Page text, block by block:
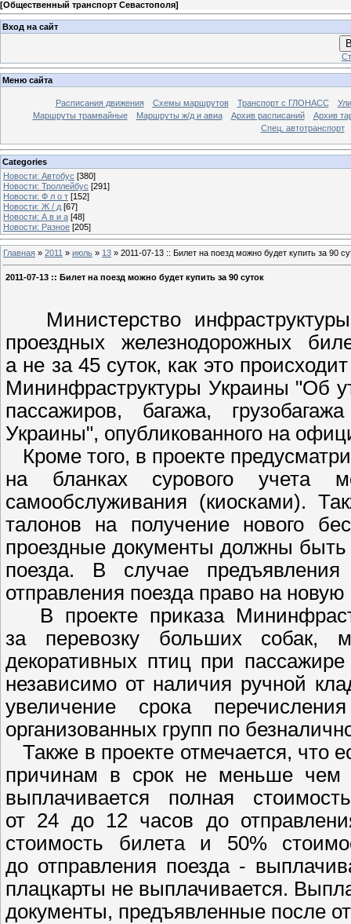
[Общественный транспорт Севастополя]
Вход на сайт
Меню сайта
Расписания движения Схемы маршрутов Транспорт с ГЛОНАСС
Маршруты трамвайные
Маршруты ж/д и авиа Архив расписаний
Архив
Спец. автотранспорт
Categories
Новости: Автобус [380]
Новости: Троллейбус [291]
Новости: Ф л о т [152]
Новости: Ж / д [67]
Новости: А в и а [48]
Новости: Разное [205]
Главная » 2011 » июль » 13 » 2011-07-13 :: Билет на поезд можно будет купить за 90
2011-07-13 :: Билет на поезд можно будет купить за 90 суток
Министерство
проездных железнодорожных
а не за 45 суток, как это
Мининфраструктуры Украины "Об
пассажиров, багажа,
Украины", опубликованного на
Кроме того, в проекте
на бланках сурового учета
самообслуживания (киосками).
талонов на получение нового
проездные документы должны
поезда. В случае
отправления поезда право на
В проекте приказа
за перевозку больших собак,
декоративных птиц при
независимо от наличия ручной
увеличение срока
организованных групп по
Также в проекте отмечается, что
причинам в срок не меньше чем
выплачивается полная
от 24 до 12 часов до
стоимость билета и 50%
до отправления поезда -
плацкарты не выплачивается.
документы, предъявленные после